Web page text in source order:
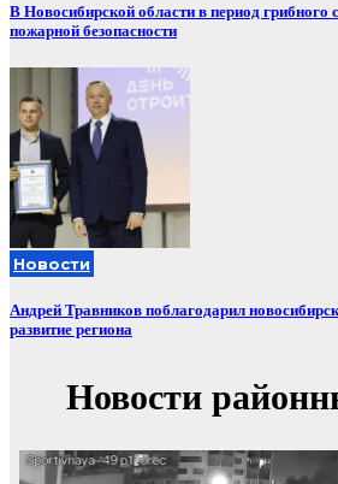
В Новосибирской области в период грибного
пожарной безопасности
Новости
Андрей Травников поблагодарил
развитие региона